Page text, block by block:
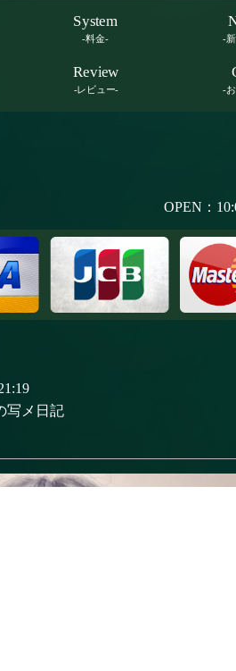
System
-料金- -
Review
-レビュー- -
OPEN：
写メ日記